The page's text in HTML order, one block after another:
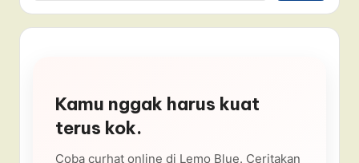
Kamu nggak harus kuat
terus kok.
Coba curhat online di Lemo Blue. Ceritakan